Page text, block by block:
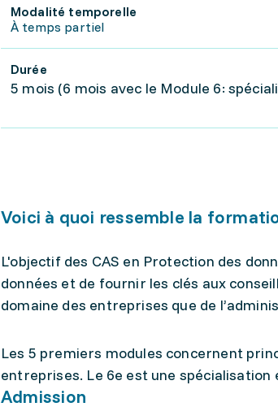
Modalité temporelle
À temps partiel
Durée
5 mois (6 mois avec le Module 6:
Voici à quoi ressemble la
L'objectif des CAS en Protection des
données et de fournir les clés aux
domaine des entreprises que de
Les 5 premiers modules concernent
entreprises. Le 6e est une
Admission